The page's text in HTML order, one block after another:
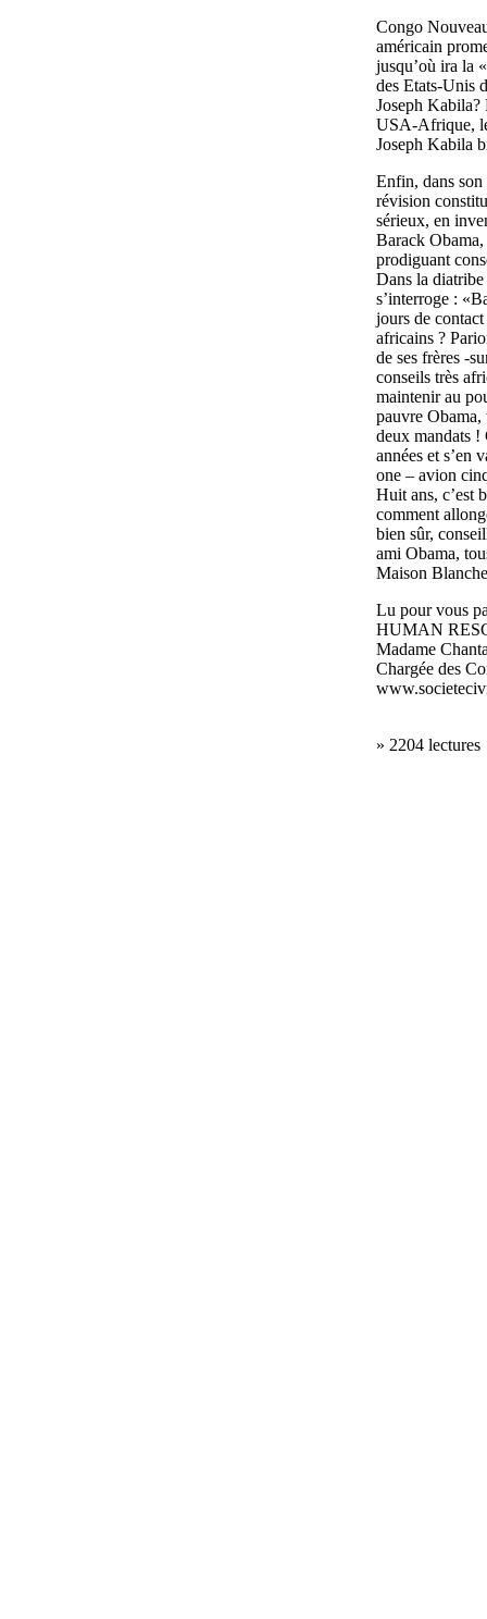
Congo
américain
jusqu’où ira la
des Etats-Unis
Joseph Kabila?
USA-Afrique,
Joseph Kabila
Enfin, dans
révision
sérieux, en
Barack
prodiguant
Dans la
s’interroge :
jours de contact
africains ?
de ses frères -
conseils très
maintenir au
pauvre
deux mandats !
années et s’en
one – avion
Huit ans, c’est
comment
bien sûr,
ami Obama,
Maison
Lu pour vous
HUMAN
Madame
Chargée des
» 2204 lectures